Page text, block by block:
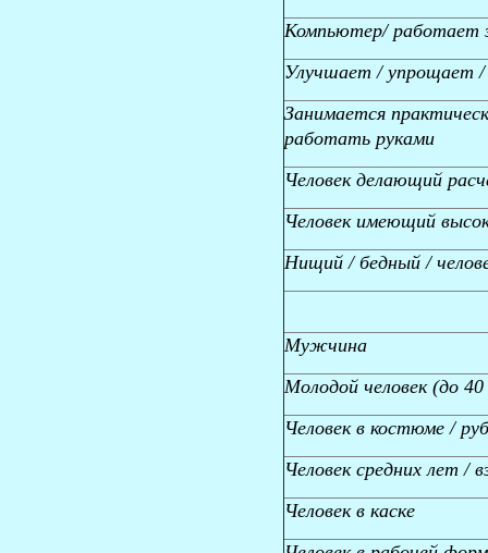
Компьютер/ работает
Улучшает / упрощает /
Занимается
работать руками
Человек делающий
Человек имеющий
Нищий / бедный /
Мужчина
Молодой человек (до
Человек в костюме /
Человек средних лет /
Человек в каске